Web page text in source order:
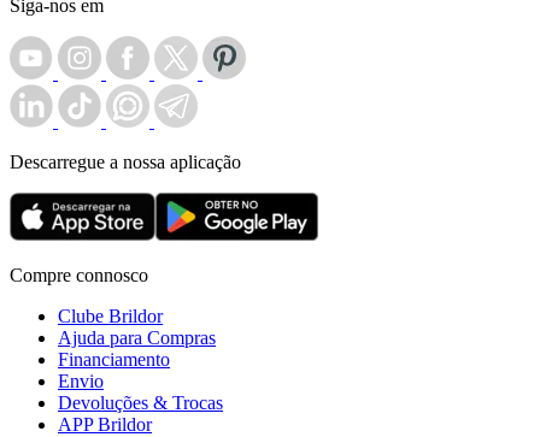
Siga-nos em
Descarregue a nossa aplicação
Compre connosco
Clube Brildor
Ajuda para Compras
Financiamento
Envio
Devoluções & Trocas
APP Brildor